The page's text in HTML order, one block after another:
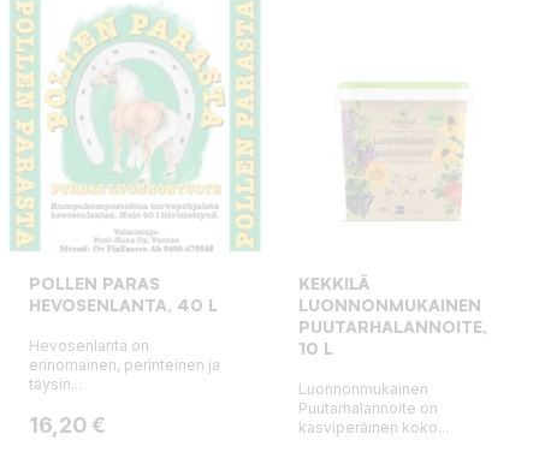
POLLEN PARAS
HEVOSENLANTA, 40 L
Hevosenlanta on
erinomainen, perinteinen ja
täysin...
Hinta
16,20 €
KEKKILÄ
LUONNONMUKAINEN
PUUTARHALANNOITE,
10 L
Luonnonmukainen
Puutarhalannoite on
kasviperäinen koko...